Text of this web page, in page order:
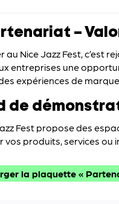
–
au Nice Jazz Fest,
entreprises une
expériences de
de
Fest propose des
vos produits, services ou
la plaquette «